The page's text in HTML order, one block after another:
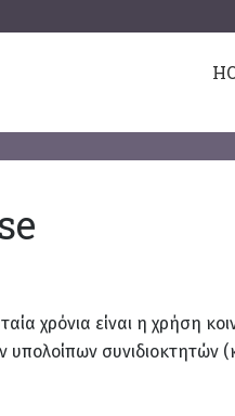
χρόνια είναι η χρήση
υπολοίπων συνιδιοκτητών